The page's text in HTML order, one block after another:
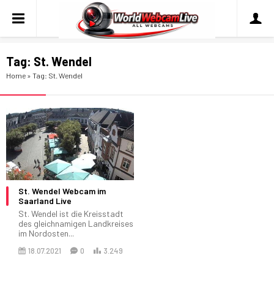
Tag: St. Wendel
Home » Tag: St. Wendel
St. Wendel Webcam im
Saarland Live
St. Wendel ist die Kreisstadt
des gleichnamigen Landkreises
im Nordosten...
18.07.2021 0 3.249